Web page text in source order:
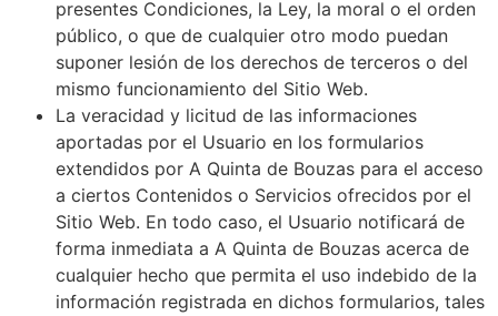
presentes Condiciones, la Ley, la moral o el orden
público, o que de cualquier otro modo puedan
suponer lesión de los derechos de terceros o del
mismo funcionamiento del Sitio Web.
La veracidad y licitud de las informaciones
aportadas por el Usuario en los formularios
extendidos por A Quinta de Bouzas para el acceso
a ciertos Contenidos o Servicios ofrecidos por el
Sitio Web. En todo caso, el Usuario notificará de
forma inmediata a A Quinta de Bouzas acerca de
cualquier hecho que permita el uso indebido de la
información registrada en dichos formularios, tales